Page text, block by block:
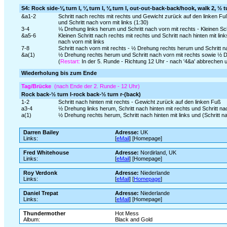
S4: Rock side-⅛ turn l, ¼ turn l, ⅛ turn l, out-out-back-back/hook, walk 2, ½
&a1-2
Schritt nach rechts mit rechts und Gewicht zurück auf den linken
und Schritt nach vorn mit links (1:30)
3-4
⅛ Drehung links herum und Schritt nach vorn mit rechts - Kleinen
&a5-6
Kleinen Schritt nach rechts mit rechts und Schritt nach hinten mit
nach vorn mit links
7-8
Schritt nach vorn mit rechts - ½ Drehung rechts herum und Schritt
&a(1)
½ Drehung rechts herum und Schritt nach vorn mit rechts sowie ½
(Restart: In der 5. Runde - Richtung 12 Uhr - nach '4&a' abbrechen
Wiederholung bis zum Ende
Tag/Brücke (nach Ende der 2. Runde - 12 Uhr)
Rock back-½ turn l-rock back-½ turn r-(back)
1-2
Schritt nach hinten mit rechts - Gewicht zurück auf den linken Fuß
a3-4
½ Drehung links herum, Schritt nach hinten mit rechts und Schritt
a(1)
½ Drehung rechts herum, Schritt nach hinten mit links und (Schritt
Darren Bailey Adresse: UK
Links:
[eMail] [Homepage]
Fred Whitehouse Adresse: Nordirland, UK
Links:
[eMail] [Homepage]
Roy Verdonk Adresse: Niederlande
Links:
[eMail] [Homepage]
Daniel Trepat Adresse: Niederlande
Links:
[eMail] [Homepage]
Thundermother
Hot Mess
Album:
Black and Gold